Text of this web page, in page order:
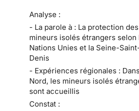
Analyse :
- La parole à : La protection des
mineurs isolés étrangers selon
Nations Unies et la Seine-
Denis
- Expériences régionales :
Nord, les mineurs isolés
sont accueillis
Constat :